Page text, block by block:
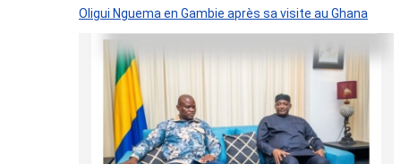
Oligui Nguema en Gambie après sa visite au Ghana